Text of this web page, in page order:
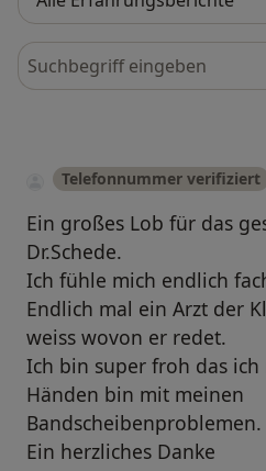
Bewertungen durchsuchen
Telefonnummer verifiziert
Ein großes Lob für das
Dr.Schede.
Ich fühle mich endlich
Endlich mal ein Arzt der
weiss wovon er redet.
Ich bin super froh das
Händen bin mit meinen
Bandscheibenproblemen.
Ein herzliches Danke